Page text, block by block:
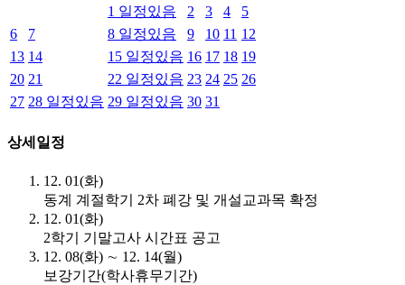
1 일정있음 2 3 4
5
6
7 8 일정있음 9 10 11 12
13 14 15 일정있음 16 17 18 19
20 21 22 일정있음 23 24 25 26
27 28 일정있음 29 일정있음 30 31
상세일정
12. 01(화)
동계 계절학기 2차 폐강 및 개설교과목 확정
12. 01(화)
2학기 기말고사 시간표 공고
12. 08(화) ∼ 12. 14(월)
보강기간(학사휴무기간)